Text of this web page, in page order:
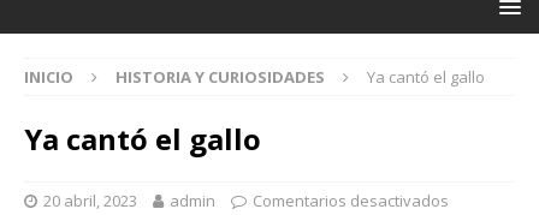
INICIO HISTORIA Y CURIOSIDADES Ya cantó el gallo
Ya cantó el gallo
20 abril, 2023 admin Comentarios desactivados